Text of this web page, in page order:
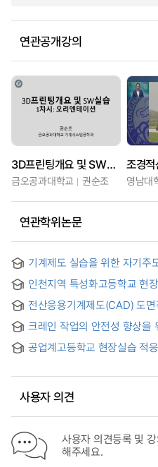
연관공개강의
3D프린팅개요 및 SW실습
금오공과대학교 권순조
조경
영남대
연관학위논문
기계제도 실습을 위한 자기주
인천지역 특성화고등학교 현
improvement plans of field
schools in Incheon area : Focused on departments related
to mechanics
전산응용기계제도(CAD) 도
and Application of
Improving the ability CAD
크레인 작업의 안전성 향상을
공업계고등학교 현장실습 적
사용자 의견
사용자 의견등록 및
해주세요.